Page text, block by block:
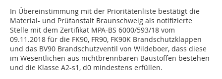
In Übereinstimmung mit der Prioritätenliste bestätigt die
Material- und Prüfanstalt Braunschweig als notifizierte
Stelle mit dem Zertifikat MPA-BS 6000/593/18 vom
09.11.2018 für die FK90, FR90, FK90K Brandschutzklappen
und das BV90 Brandschutzventil von Wildeboer, dass diese
im Wesentlichen aus nichtbrennbaren Baustoffen bestehen
und die Klasse A2-s1, d0 mindestens erfüllen.